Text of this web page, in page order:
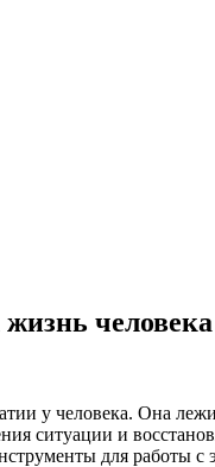
человека
у человека. Она
ситуации и
для работы